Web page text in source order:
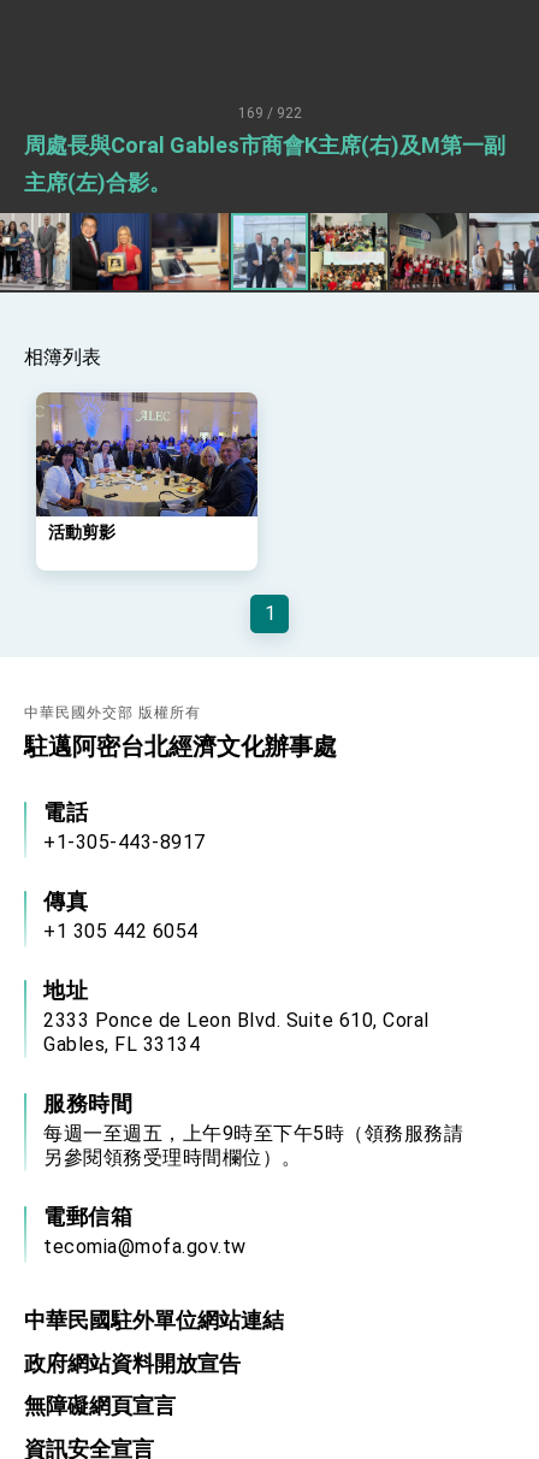
外交部長林佳龍午宴歡迎美國聯邦參議員蓋耶哥
訪問團
外交部長林佳龍接見美國智庫「德國馬歇爾基金
會」訪問團一行，深化跨大西洋戰略夥伴關係
臺美經貿談判獲階段性成果 卓揆期勉爭取時間完
成「臺美對等貿易協定」簽署
卓揆：臺美關稅談判階段性結果有助臺灣取得有
利戰略地位 全力支持「臺美對等貿易協定」簽署
民調顯示多數國人滿意政府外交表現，高度支持
「總合外交」與台歐美日關係深化
總統以「韌性之島，希望之光」為題發表2026新
年談話
總統主持「守護民主台灣國安行動方案」記者
變局中 奮起的新臺灣 總統發表國慶演說
總統發表執政周年談話 盼面對未來挑戰 堅持
團結 迎風轉型 穩健前行
總統重要談話
外交部重要言論
169 / 922
周處長與Coral Gables市商會K主席(右)及M第一副
主席(左)合影。
相簿列表
活動剪影
1
中華民國外交部 版權所有
駐邁阿密台北經濟文化辦事處
電話
+1-305-443-8917
傳真
+1 305 442 6054
地址
2333 Ponce de Leon Blvd. Suite 610, Coral
Gables, FL 33134
服務時間
每週一至週五，上午9時至下午5時（領務服務請
另參閱領務受理時間欄位）。
電郵信箱
tecomia@mofa.gov.tw
中華民國駐外單位網站連結
政府網站資料開放宣告
無障礙網頁宣言
資訊安全宣言